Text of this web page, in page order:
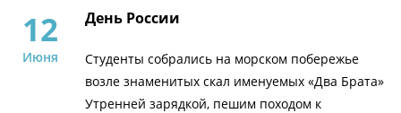
12
Июня
День России
Студенты собрались на морском побережье
возле знаменитых скал именуемых «Два Брата»
Утренней зарядкой, пешим походом к